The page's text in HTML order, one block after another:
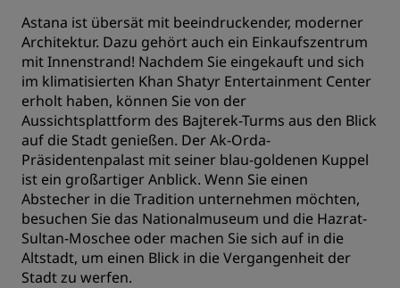
Astana ist übersät mit beeindruckender, moderner
Architektur. Dazu gehört auch ein Einkaufszentrum
mit Innenstrand! Nachdem Sie eingekauft und sich
im klimatisierten Khan Shatyr Entertainment Center
erholt haben, können Sie von der
Aussichtsplattform des Bajterek-Turms aus den Blick
auf die Stadt genießen. Der Ak-Orda-
Präsidentenpalast mit seiner blau-goldenen Kuppel
ist ein großartiger Anblick. Wenn Sie einen
Abstecher in die Tradition unternehmen möchten,
besuchen Sie das Nationalmuseum und die Hazrat-
Sultan-Moschee oder machen Sie sich auf in die
Altstadt, um einen Blick in die Vergangenheit der
Stadt zu werfen.